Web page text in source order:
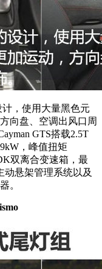
计，使用大量黑色元
向盘、空调出风口周
GTS搭载2.5T
，峰值扭矩
双离合变速箱，最
动悬架管理系统以及
。